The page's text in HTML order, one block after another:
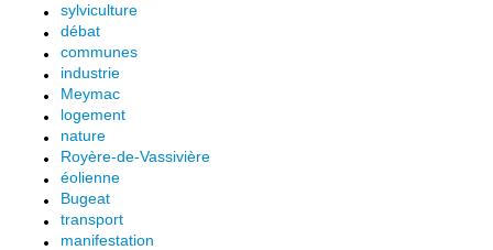
sylviculture
débat
communes
industrie
Meymac
logement
nature
Royère-de-Vassivière
éolienne
Bugeat
transport
manifestation